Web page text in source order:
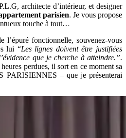
architecte d’intérieur, et designer
parisien. Je vous propose
touche à tout…
l’épuré fonctionnelle, souvenez-vous
lui “Les lignes doivent être justifiées
que je cherche à atteindre.”.
perdues, il sort en ce moment sa
PARISIENNES – que je présenterai